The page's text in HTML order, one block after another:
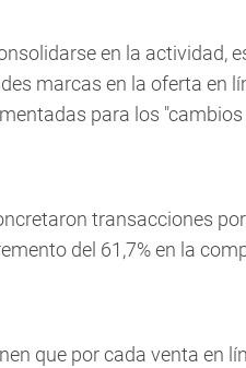
en la actividad,
marcas en la oferta en
para los
transacciones
del 61,7% en la
que por cada venta en